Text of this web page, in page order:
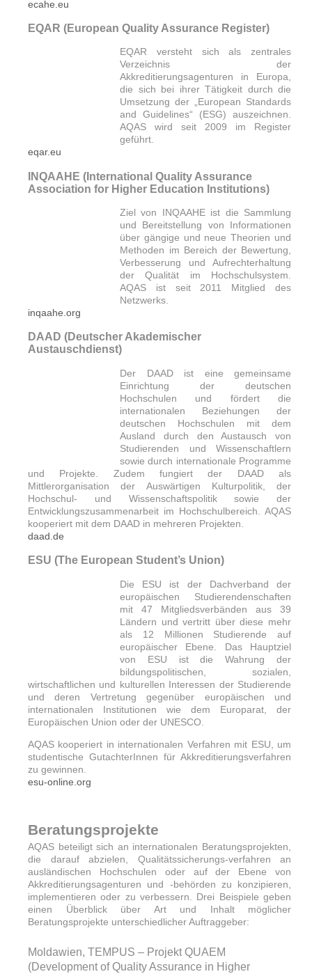
ecahe.eu
EQAR (European Quality Assurance Register)
EQAR versteht sich als zentrales
Verzeichnis der
Akkreditierungsagenturen in Europa,
die sich bei ihrer Tätigkeit durch die
Umsetzung der „European Standards
and Guidelines“ (ESG) auszeichnen.
AQAS wird seit 2009 im Register
geführt.
eqar.eu
INQAAHE (International Quality Assurance
Association for Higher Education Institutions)
Ziel von INQAAHE ist die Sammlung
und Bereitstellung von Informationen
über gängige und neue Theorien und
Methoden im Bereich der Bewertung,
Verbesserung und Aufrechterhaltung
der Qualität im Hochschulsystem.
AQAS ist seit 2011 Mitglied des
Netzwerks.
inqaahe.org
DAAD (Deutscher Akademischer
Austauschdienst)
Der DAAD ist eine gemeinsame
Einrichtung der deutschen
Hochschulen und fördert die
internationalen Beziehungen der
deutschen Hochschulen mit dem
Ausland durch den Austausch von
Studierenden und Wissenschaftlern
sowie durch internationale Programme
und Projekte. Zudem fungiert der DAAD als
Mittlerorganisation der Auswärtigen Kulturpolitik, der
Hochschul- und Wissenschaftspolitik sowie der
Entwicklungszusammenarbeit im Hochschulbereich. AQAS
kooperiert mit dem DAAD in mehreren Projekten.
daad.de
ESU (The European Student’s Union)
Die ESU ist der Dachverband der
europäischen Studierendenschaften
mit 47 Mitgliedsverbänden aus 39
Ländern und vertritt über diese mehr
als 12 Millionen Studierende auf
europäischer Ebene. Das Hauptziel
von ESU ist die Wahrung der
bildungspolitischen, sozialen,
wirtschaftlichen und kulturellen Interessen der Studierende
und deren Vertretung gegenüber europäischen und
internationalen Institutionen wie dem Europarat, der
Europäischen Union oder der UNESCO.
AQAS kooperiert in internationalen Verfahren mit ESU, um
studentische GutachterInnen für Akkreditierungsverfahren
zu gewinnen.
esu-online.org
Beratungsprojekte
AQAS beteiligt sich an internationalen Beratungsprojekten,
die darauf abzielen, Qualitätssicherungs-verfahren an
ausländischen Hochschulen oder auf der Ebene von
Akkreditierungsagenturen und -behörden zu konzipieren,
implementieren oder zu verbessern. Drei Beispiele geben
einen Überblick über Art und Inhalt möglicher
Beratungsprojekte unterschiedlicher Auftraggeber:
Moldawien, TEMPUS – Projekt QUAEM
(Development of Quality Assurance in Higher